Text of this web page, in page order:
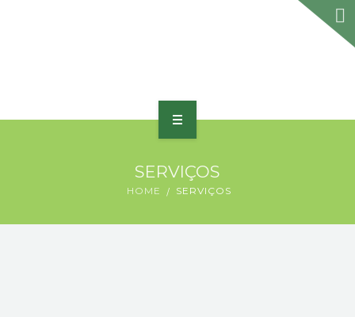
SERVIÇOS
HOME SERVIÇOS